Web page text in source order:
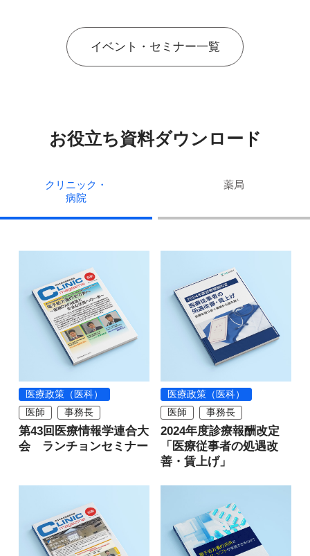
イベント・セミナー一覧
お役立ち資料ダウンロード
クリニック・
病院
薬局
医療政策（医科）
医師
事務長
第43回医療情報学連合大
会 ランチョンセミナー
医療政策（医科）
医師
事務長
2024年度診療報酬改定
「医療従事者の処遇改
善・賃上げ」